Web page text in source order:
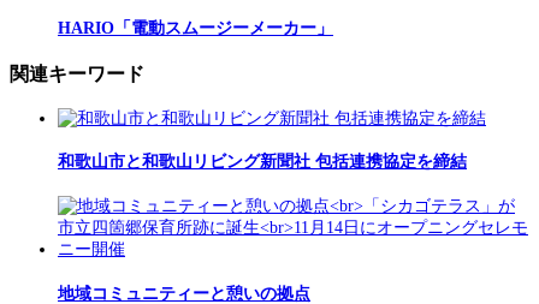
HARIO「電動スムージーメーカー」
関連キーワード
和歌山市と和歌山リビング新聞社 包括連携協定を締結
地域コミュニティーと憩いの拠点